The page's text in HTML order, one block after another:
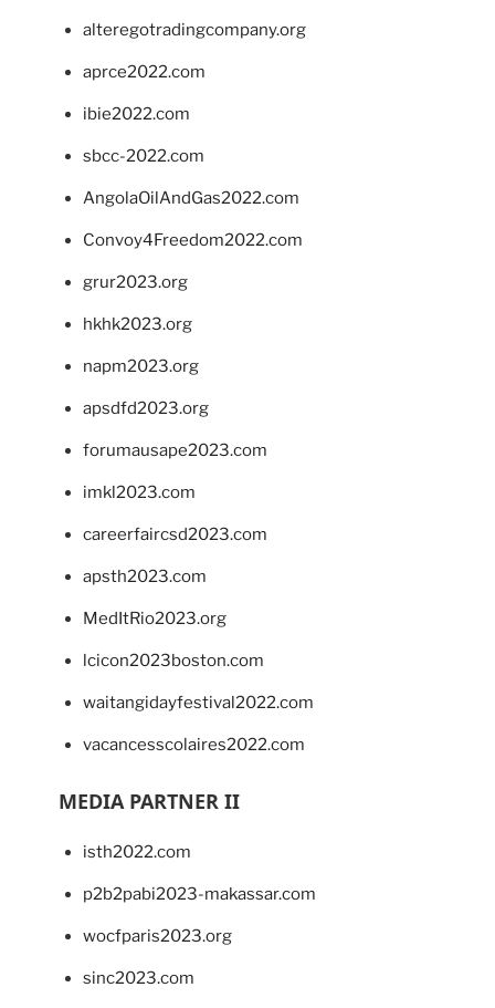
alteregotradingcompany.org
aprce2022.com
ibie2022.com
sbcc-2022.com
AngolaOilAndGas2022.com
Convoy4Freedom2022.com
grur2023.org
hkhk2023.org
napm2023.org
apsdfd2023.org
forumausape2023.com
imkl2023.com
careerfaircsd2023.com
apsth2023.com
MedItRio2023.org
lcicon2023boston.com
waitangidayfestival2022.com
vacancesscolaires2022.com
MEDIA PARTNER II
isth2022.com
p2b2pabi2023-makassar.com
wocfparis2023.org
sinc2023.com